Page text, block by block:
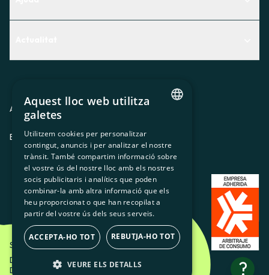
Premsa
Treballa amb nosaltres
Avis legal Política de privacitatPolítica de cookies
ES CAGLEU
Som Energia SCCL - 2026
Disseny Creatiu d'Etéreo Design.
Desenvolupament web per Utopig
?
SPANISH
GL
BASQUE
Aquest lloc web utilitza
galetes
Utilitzem cookies per personalitzar
contingut, anuncis i per analitzar el nostre
trànsit. També compartim informació sobre
el vostre ús del nostre lloc amb els nostres
socis publicitaris i analítics que poden
combinar-la amb altra informació que els
heu proporcionat o que han recopilat a
partir del vostre ús dels seus serveis.
ACCEPTA-HO TOT REBUTJA-HO TOT
VEURE ELS DETALLS